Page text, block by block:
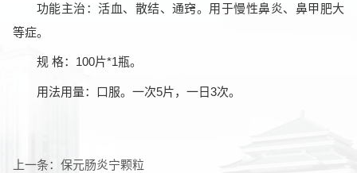
功能主治：活血、散结、通窍。用于慢性鼻炎、鼻甲肥大
等症。
规 格：100片*1瓶。
用法用量：口服。一次5片，一日3次。
上一条： 保元肠炎宁颗粒